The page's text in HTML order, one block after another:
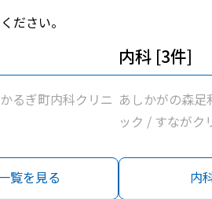
ださい。
るぎ町内科クリニ
覧を見る
内科 [3件]
あしかがの森
ック / すながク
内